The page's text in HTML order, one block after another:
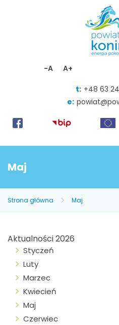
-A A+
t: +48 63
e:
Maj
Strona główna Maj
Aktualności 2026
Styczeń
Luty
Marzec
Kwiecień
Maj
Czerwiec